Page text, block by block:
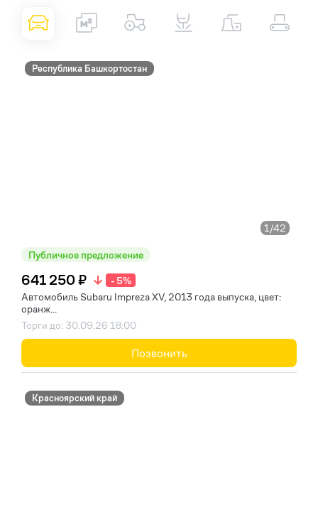
Республика Башкортостан
1/42
Публичное предложение
641 250 ₽
- 5%
Автомобиль Subaru Impreza XV, 2013 года выпуска, цвет:
оранж...
Торги до: 30.09.26 18:00
Позвонить
Красноярский край